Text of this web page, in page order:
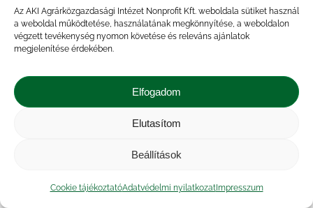
Az AKI Agrárközgazdasági Intézet Nonprofit Kft. weboldala sütiket használ
a weboldal működtetése, használatának megkönnyítése, a weboldalon
végzett tevékenység nyomon követése és releváns ajánlatok
megjelenítése érdekében.
Elfogadom
Elutasítom
Beállítások
Cookie tájékoztatóAdatvédelmi nyilatkozatImpresszum
sertést vágtak le 2026 első negyedévében, 4,4
százalékkal többet (+54 ezer darab), mint 2025.
január–márciusban. A levágott állatok élősúlya
összesen 152,4 ezer tonna,…